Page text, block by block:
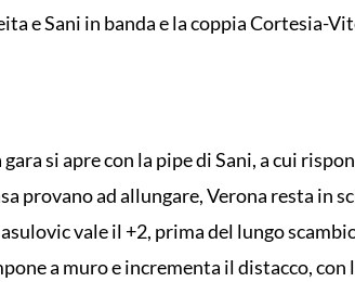
e Sani in banda e la coppia Cortesia-
gara si apre con la pipe di Sani, a cui
provano ad allungare, Verona resta in
vale il +2, prima del lungo
a muro e incrementa il distacco, con